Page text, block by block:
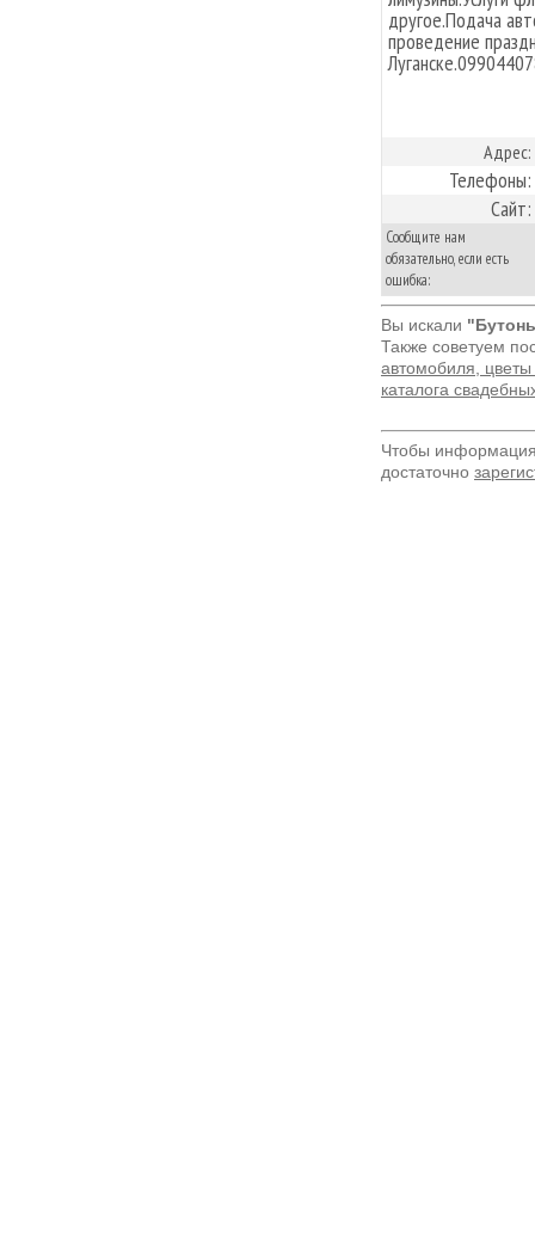
другое.Подача
проведение
Адрес:
Телефоны:
Сайт:
Сообщите нам
обязательно, если есть
ошибка:
Вы искали
Также советуем
автомобиля, цветы
каталога
Чтобы
достаточно